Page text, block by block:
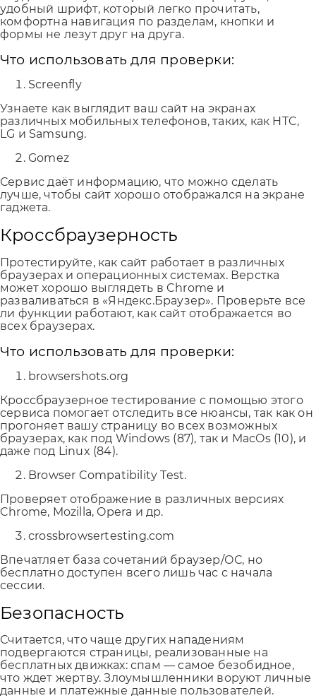
удобный шрифт, который легко прочитать,
комфортна навигация по разделам, кнопки и
формы не лезут друг на друга.
Что использовать для проверки:
Screenfly
Узнаете как выглядит ваш сайт на экранах
различных мобильных телефонов, таких, как HTC,
LG и Samsung.
Gomez
Сервис даёт информацию, что можно сделать
лучше, чтобы сайт хорошо отображался на экране
гаджета.
Кроссбраузерность
Протестируйте, как сайт работает в различных
браузерах и операционных системах. Верстка
может хорошо выглядеть в Chrome и
разваливаться в «Яндекс.Браузер». Проверьте все
ли функции работают, как сайт отображается во
всех браузерах.
Что использовать для проверки:
browsershots.org
Кроссбраузерное тестирование с помощью этого
сервиса помогает отследить все нюансы, так как он
прогоняет вашу страницу во всех возможных
браузерах, как под Windows (87), так и MacOs (10), и
даже под Linux (84).
Browser Compatibility Test.
Проверяет отображение в различных версиях
Chrome, Mozilla, Opera и др.
crossbrowsertesting.com
Впечатляет база сочетаний браузер/ОС, но
бесплатно доступен всего лишь час с начала
сессии.
Безопасность
Считается, что чаще других нападениям
подвергаются страницы, реализованные на
бесплатных движках: спам — самое безобидное,
что ждет жертву. Злоумышленники воруют личные
данные и платежные данные пользователей.
Отправляя форму, Вы принимаетеполитику